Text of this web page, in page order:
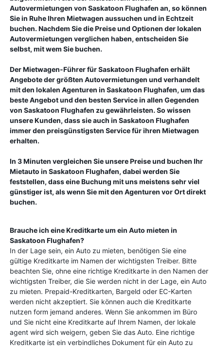
Autovermietungen von Saskatoon Flughafen an, so können
Sie in Ruhe Ihren Mietwagen aussuchen und in Echtzeit
buchen. Nachdem Sie die Preise und Optionen der lokalen
Autovermietungen verglichen haben, entscheiden Sie
selbst, mit wem Sie buchen.
Der Mietwagen-Führer fürSaskatoon Flughafen erhält
Angebote der größten Autovermietungen und verhandelt
mit den lokalen Agenturen in Saskatoon Flughafen, um das
beste Angebot und den besten Service in allen Gegenden
von Saskatoon Flughafen zu gewährleisten. So wissen
unsere Kunden, dass sie auch in Saskatoon Flughafen
immer den preisgünstigsten Service für ihren Mietwagen
erhalten.
In 3 Minuten vergleichen Sie unsere Preise und buchen Ihr
Mietauto in Saskatoon Flughafen, dabei werden Sie
feststellen, dass eine Buchung mit uns meistens sehr viel
günstiger ist, als wenn Sie mit den Agenturen vor Ort direkt
buchen.
Brauche ich eine Kreditkarte um ein Auto mieten in
Saskatoon Flughafen?
In der Lage sein, ein Auto zu mieten, benötigen Sie eine
gültige Kreditkarte im Namen der wichtigsten Treiber. Bitte
beachten Sie, ohne eine richtige Kreditkarte in den Namen der
wichtigsten Treiber, die Sie werden nicht in der Lage, ein Auto
zu mieten. Prepaid-Kreditkarten, Bargeld oder EC-Karten
werden nicht akzeptiert. Sie können auch die Kreditkarte
nutzen form jemand anderes. Wenn Sie ankommen im Büro
und Sie nicht eine Kreditkarte auf Ihrem Namen, der lokale
agent wird sich weigern, geben Sie das Auto. Eine richtige
Kreditkarte ist ein verbindliches Dokument für ein Auto zu